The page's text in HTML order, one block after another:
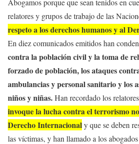
Abogamos porque que sean tenidos en
relatores y grupos de trabajo de las
respeto a los derechos humanos y al
En diez comunicados emitidos han
contra la población civil y la toma de
forzado de población, los ataques
ambulancias y personal sanitario y los
niños y niñas.Han recordado los
invoque la lucha contra el terrorismo
Derecho Internacionaly que se deben
las víctimas, y han llamado a los